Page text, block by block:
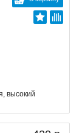
высокий